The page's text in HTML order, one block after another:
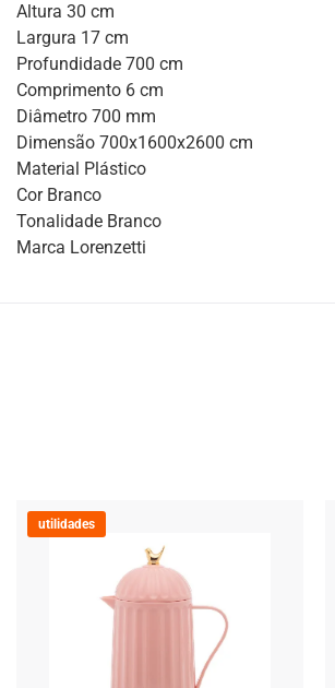
Altura 30 cm
Largura 17 cm
Profundidade 700 cm
Comprimento 6 cm
Diâmetro 700 mm
Dimensão 700x1600x2600 cm
Material Plástico
Cor Branco
Tonalidade Branco
Marca Lorenzetti
utilidades